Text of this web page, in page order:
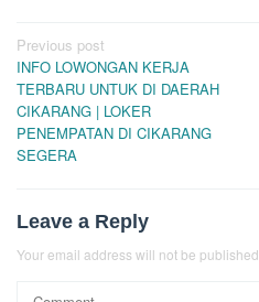
Post
navigation
Previous post
INFO LOWONGAN KERJA
TERBARU UNTUK DI DAERAH
CIKARANG | LOKER
PENEMPATAN DI CIKARANG
SEGERA
Leave a Reply
Your email address will not be published.